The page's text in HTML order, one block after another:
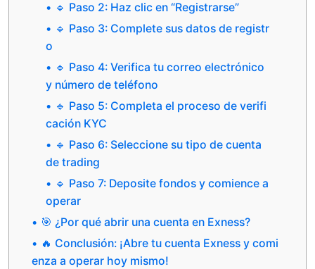
🔹 Paso 2: Haz clic en “Registrarse”
🔹 Paso 3: Complete sus datos de registr
o
🔹 Paso 4: Verifica tu correo electrónico
y número de teléfono
🔹 Paso 5: Completa el proceso de verifi
cación KYC
🔹 Paso 6: Seleccione su tipo de cuenta
de trading
🔹 Paso 7: Deposite fondos y comience a
operar
🎯 ¿Por qué abrir una cuenta en Exness?
🔥 Conclusión: ¡Abre tu cuenta Exness y comi
enza a operar hoy mismo!